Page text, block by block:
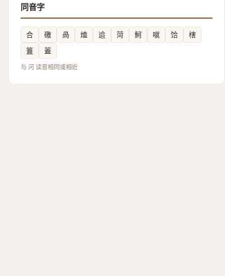
同音字
合 礉 咼 熆 䢔 菏 魺 噈 饸
㮫
篕
蓋
与 河 读音相同或相近